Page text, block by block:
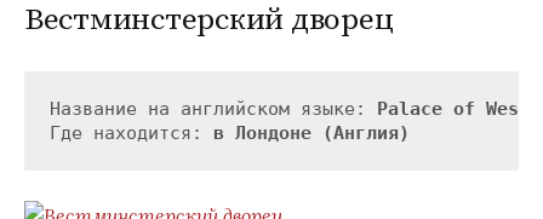
Вестминстерский дворец
Название на английском языке: Palace of
Где находится: в Лондоне (Англия)